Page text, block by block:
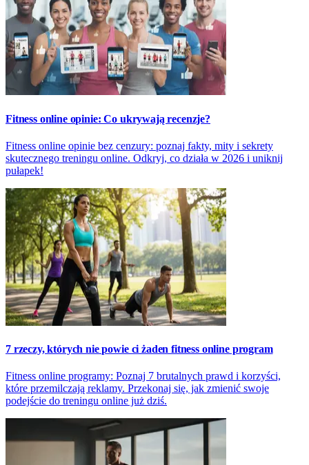
Fitness online opinie: Co ukrywają recenzje?
Fitness online opinie bez cenzury: poznaj fakty, mity i sekrety
skutecznego treningu online. Odkryj, co działa w 2026 i uniknij
pułapek!
7 rzeczy, których nie powie ci żaden fitness online program
Fitness online programy: Poznaj 7 brutalnych prawd i korzyści,
które przemilczają reklamy. Przekonaj się, jak zmienić swoje
podejście do treningu online już dziś.